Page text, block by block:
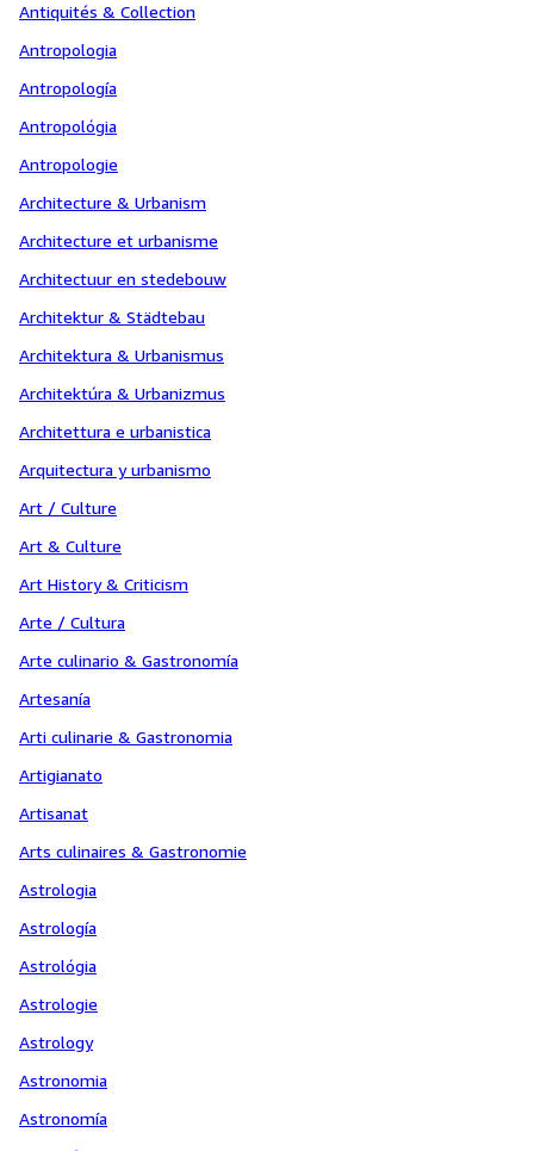
Antiquités & Collection
Antropologia
Antropología
Antropológia
Antropologie
Architecture & Urbanism
Architecture et urbanisme
Architectuur en stedebouw
Architektur & Städtebau
Architektura & Urbanismus
Architektúra & Urbanizmus
Architettura e urbanistica
Arquitectura y urbanismo
Art / Culture
Art & Culture
Art History & Criticism
Arte / Cultura
Arte culinario & Gastronomía
Artesanía
Arti culinarie & Gastronomia
Artigianato
Artisanat
Arts culinaires & Gastronomie
Astrologia
Astrología
Astrológia
Astrologie
Astrology
Astronomia
Astronomía